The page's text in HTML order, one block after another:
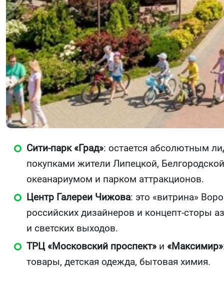
Сити-парк «Град»: остается абсолютным
покупками жители Липецкой,
океанариумом и парком аттракционов.
Центр Галереи Чижова: это «витрина»
российских дизайнеров и концепт-сторы
и светских выходов.
ТРЦ «Московский проспект» и «Максимир»
товары, детская одежда, бытовая химия.